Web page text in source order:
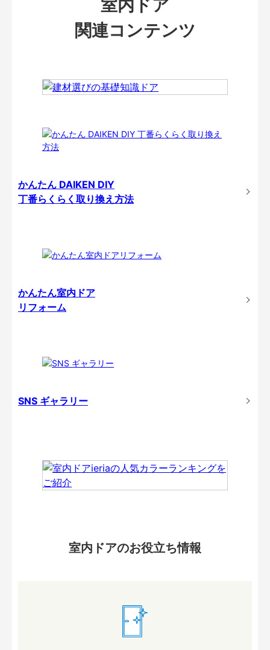
室内ドア
関連コンテンツ
かんたん DAIKEN DIY
丁番らくらく取り換え方法
かんたん室内ドア
リフォーム
SNS ギャラリー
室内ドアのお役立ち情報